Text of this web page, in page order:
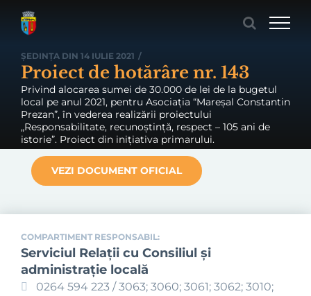
ȘEDINȚA DIN 14 IULIE 2021 /
Proiect de hotărâre nr. 143
Privind alocarea sumei de 30.000 de lei de la bugetul
local pe anul 2021, pentru Asociația “Mareșal Constantin
Prezan”, în vederea realizării proiectului
„Responsabilitate, recunoștință, respect – 105 ani de
istorie”. Proiect din inițiativa primarului.
VEZI DOCUMENT OFICIAL
COMPARTIMENT RESPONSABIL:
Serviciul Relaţii cu Consiliul şi
administraţie locală
0264 594 223 / 3063; 3060; 3061; 3062; 3010;